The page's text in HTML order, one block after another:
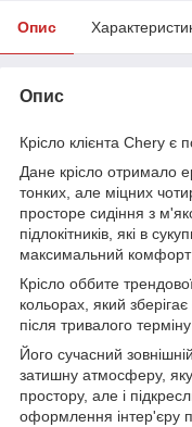
Опис
Опис
Крісло клієнта Chery
Дане крісло отримало
тонких, але міцних
просторе сидіння з
підлокітників, які в
максимальний комфорт
Крісло оббите
кольорах, який зберігає
після тривалого
Його сучасний
затишну атмосферу, яку
простору, але і
оформлення інтер'єру